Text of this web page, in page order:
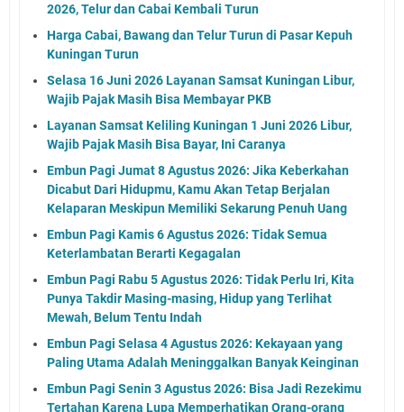
2026, Telur dan Cabai Kembali Turun
Harga Cabai, Bawang dan Telur Turun di Pasar Kepuh
Kuningan Turun
Selasa 16 Juni 2026 Layanan Samsat Kuningan Libur,
Wajib Pajak Masih Bisa Membayar PKB
Layanan Samsat Keliling Kuningan 1 Juni 2026 Libur,
Wajib Pajak Masih Bisa Bayar, Ini Caranya
Embun Pagi Jumat 8 Agustus 2026: Jika Keberkahan
Dicabut Dari Hidupmu, Kamu Akan Tetap Berjalan
Kelaparan Meskipun Memiliki Sekarung Penuh Uang
Embun Pagi Kamis 6 Agustus 2026: Tidak Semua
Keterlambatan Berarti Kegagalan
Embun Pagi Rabu 5 Agustus 2026: Tidak Perlu Iri, Kita
Punya Takdir Masing-masing, Hidup yang Terlihat
Mewah, Belum Tentu Indah
Embun Pagi Selasa 4 Agustus 2026: Kekayaan yang
Paling Utama Adalah Meninggalkan Banyak Keinginan
Embun Pagi Senin 3 Agustus 2026: Bisa Jadi Rezekimu
Tertahan Karena Lupa Memperhatikan Orang-orang